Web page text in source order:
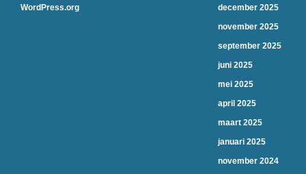
WordPress.org
december 2025
november 2025
september 2025
juni 2025
mei 2025
april 2025
maart 2025
januari 2025
november 2024